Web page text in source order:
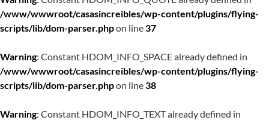
/www/wwwroot/casasincreibles/wp-content/plugins/flying-
scripts/lib/dom-parser.phpon line37
Warning: Constant HDOM_INFO_SPACE already defined in
/www/wwwroot/casasincreibles/wp-content/plugins/flying-
scripts/lib/dom-parser.phpon line38
Warning: Constant HDOM_INFO_TEXT already defined in